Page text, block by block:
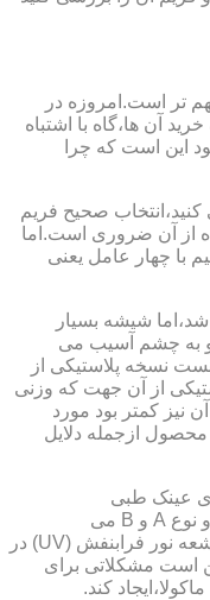
تر است.امروزه در
آن ها،گاه با اشتباه
این است که چرا
صحیح فریم
از آن ضروری است.اما
با چهار عامل یعنی
شیشه بسیار
و به چشم آسیب می
۱۹۴۷ شرکت توانست نسخه پلاستیکی از
از آن جهت که وزنی
کمتر بود مورد
ازجمله دلایل
عینک طبی
است،مقاومت در برابر اشعه UV در هر دو نوع A و B می
باشد.قطعاً قرار گرفتن در معرض تابش اشعه نور فرابنفش (UV) در
است مشکلاتی برای
کند.